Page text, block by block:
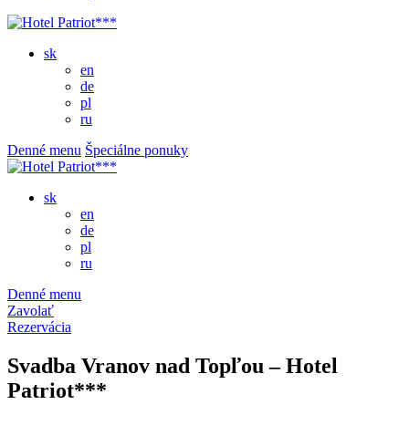
sk
en
de
pl
ru
Denné menu Špeciálne ponuky
sk
en
de
pl
ru
Denné menu
Zavolať
Rezervácia
Svadba Vranov nad Topľou – Hotel
Patriot***